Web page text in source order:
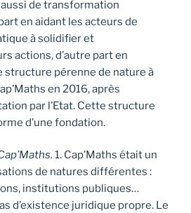
de transformation
en aidant les acteurs de
à solidifier et
actions, d’autre part en
structure pérenne de nature à
en 2016, après
par l’Etat. Cette structure
d’une fondation.
1. Cap’Maths était un
de natures différentes :
institutions publiques…
d’existence juridique propre. Le